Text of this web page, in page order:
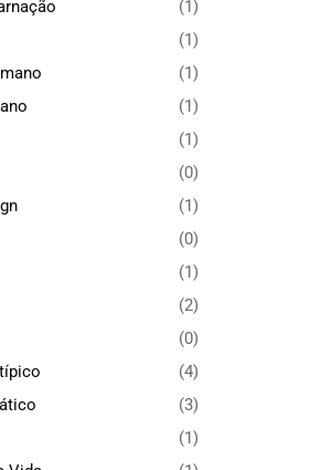
(1)
(1)
(1)
(1)
(1)
(0)
(1)
(0)
(1)
(2)
(0)
(4)
(3)
(1)